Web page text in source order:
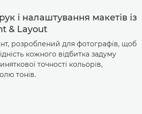
і налаштування макетів із
& Layout
розроблений для фотографів, щоб
кожного відбитка задуму
точності кольорів,
тонів.